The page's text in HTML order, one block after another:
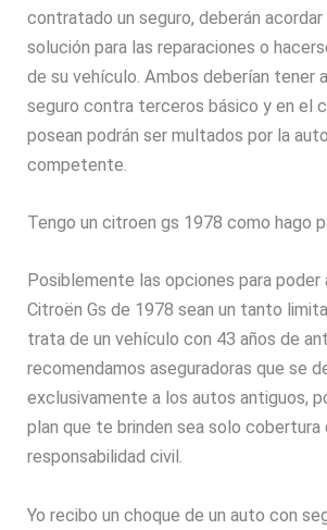
contratado un seguro, deberán
solución para las reparaciones o
de su vehículo. Ambos deberían tener
seguro contra terceros básico y en el
posean podrán ser multados por la
competente.
Tengo un citroen gs 1978 como hago
Posiblemente las opciones para poder
Citroën Gs de 1978 sean un tanto
trata de un vehículo con 43 años de
recomendamos aseguradoras que se
exclusivamente a los autos antiguos,
plan que te brinden sea solo cobertura
responsabilidad civil.
Yo recibo un choque de un auto con